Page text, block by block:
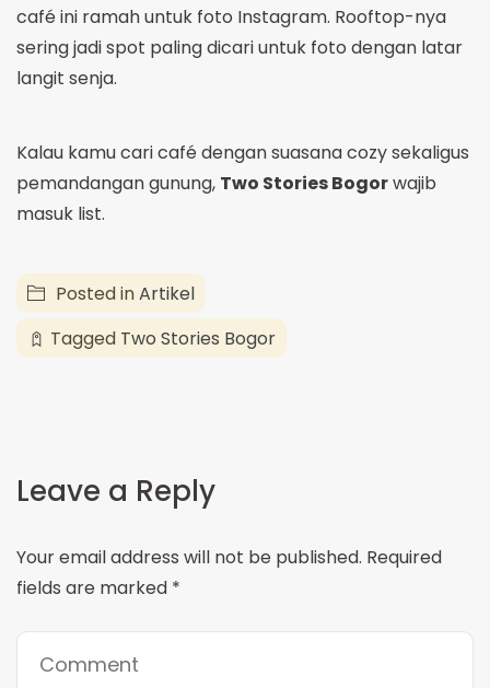
café ini ramah untuk foto Instagram. Rooftop-nya
sering jadi spot paling dicari untuk foto dengan latar
langit senja.
Kalau kamu cari café dengan suasana cozy sekaligus
pemandangan gunung, Two Stories Bogorwajib
masuk list.
Posted inArtikel
Tagged Two Stories Bogor
Leave a Reply
Your email address will not be published. Required
fields are marked *